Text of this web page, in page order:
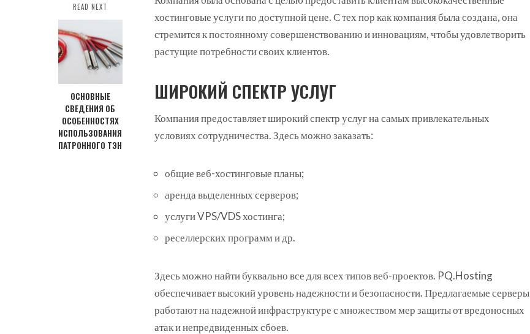
READ NEXT
ОСНОВНЫЕ
СВЕДЕНИЯ ОБ
ОСОБЕННОСТЯХ
ИСПОЛЬЗОВАНИЯ
ПАТРОННОГО ТЭН
хостинговые услуги по доступной цене. С тех пор как компания была создана, она
стремится к постоянному совершенствованию и инновациям, чтобы удовлетворить
растущие потребности своих клиентов.
ШИРОКИЙ СПЕКТР УСЛУГ
Компания предоставляет широкий спектр услуг на самых привлекательных
условиях сотрудничества. Здесь можно заказать:
общие веб-хостинговые планы;
аренда выделенных серверов;
услуги VPS/VDS хостинга;
реселлерских программ и др.
Здесь можно найти буквально все для всех типов веб-проектов. PQ.Hosting
обеспечивает высокий уровень надежности и безопасности. Предлагаемые серверы
работают на надежной инфраструктуре с множеством мер защиты от вредоносных
атак и непредвиденных сбоев.